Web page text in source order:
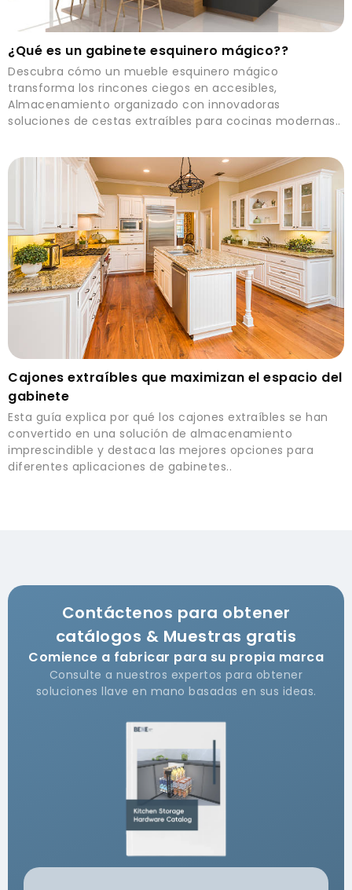
¿Qué es un gabinete esquinero mágico??
Descubra cómo un mueble esquinero mágico
transforma los rincones ciegos en accesibles,
Almacenamiento organizado con innovadoras
soluciones de cestas extraíbles para cocinas modernas..
Cajones extraíbles que maximizan el espacio del
gabinete
Esta guía explica por qué los cajones extraíbles se han
convertido en una solución de almacenamiento
imprescindible y destaca las mejores opciones para
diferentes aplicaciones de gabinetes..
Contáctenos para obtener
catálogos & Muestras gratis
Comience a fabricar para su propia marca
Consulte a nuestros expertos para obtener
soluciones llave en mano basadas en sus ideas.